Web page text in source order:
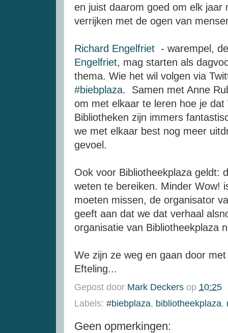
en juist daarom goed om elk jaar
verrijken met de ogen van
Richard Engelfriet - warempel,
Engelfriet, mag starten als
thema. Wie het wil volgen via
#biebplaza. Samen met Anne
om met elkaar te leren hoe je
Bibliotheken zijn immers
we met elkaar best nog meer
gevoel.
Ook voor Bibliotheekplaza geldt:
weten te bereiken. Minder Wow!
moeten missen, de organisator
geeft aan dat we dat verhaal
organisatie van Bibliotheekplaza
We zijn ze weg en gaan door
Efteling...
Gepost door Mark Deckers op 10:25
Labels: #biebplaza, bibliotheekplaza,
Geen opmerkingen: